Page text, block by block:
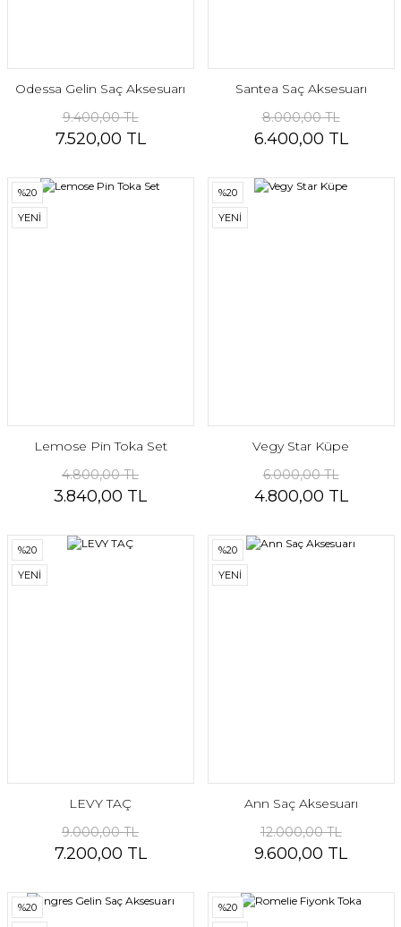
Odessa Gelin Saç Aksesuarı
9.400,00 TL
7.520,00 TL
Santea Saç Aksesuarı
8.000,00 TL
6.400,00 TL
%20
YENİ
Lemose Pin Toka Set
4.800,00 TL
3.840,00 TL
%20
YENİ
Vegy Star Küpe
6.000,00 TL
4.800,00 TL
%20
YENİ
LEVY TAÇ
9.000,00 TL
7.200,00 TL
%20
YENİ
Ann Saç Aksesuarı
12.000,00 TL
9.600,00 TL
%20
%20